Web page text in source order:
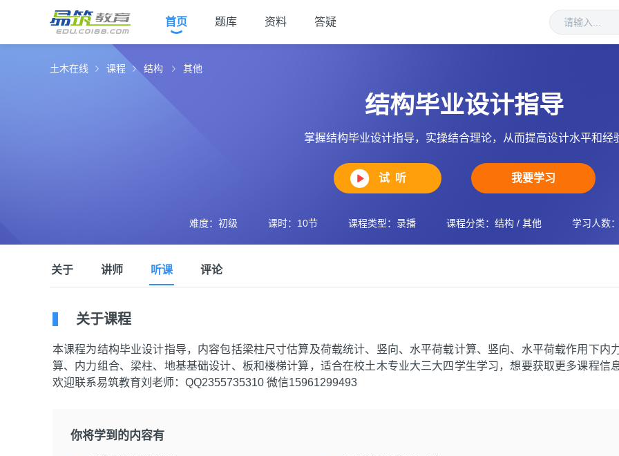
首页 题库 资料 答疑
土木在线 课程 结构 其他
结构毕业设计指导
掌握结构毕业设计指导，实操结合理论，从而提高设计水平和经
试 听 我要学习
难度：初级 课时：10节 课程类型：录播 课程分类：结构 / 其他 学习人数
关于 讲师 听课 评论
关于课程
本课程为结构毕业设计指导，内容包括梁柱尺寸估算及荷载统计、竖向、水平荷载计算、竖向、水平荷载作用下内
算、内力组合、梁柱、地基基础设计、板和楼梯计算，适合在校土木专业大三大四学生学习，想要获取更多课程信
欢迎联系易筑教育刘老师：QQ2355735310 微信15961299493
你将学到的内容有